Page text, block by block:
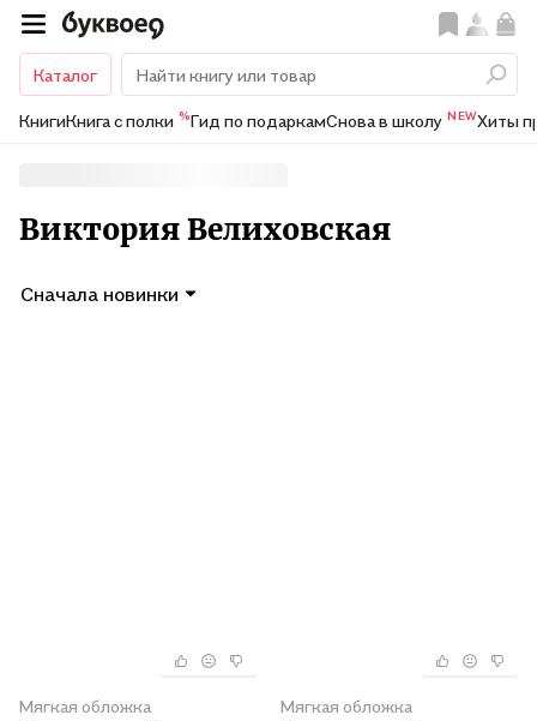
Каталог
КнигиКнига с полки %Гид по подаркамСнова в школу NEWХиты
Виктория Велиховская
Сначала новинки
Мягкая обложка Мягкая обложка